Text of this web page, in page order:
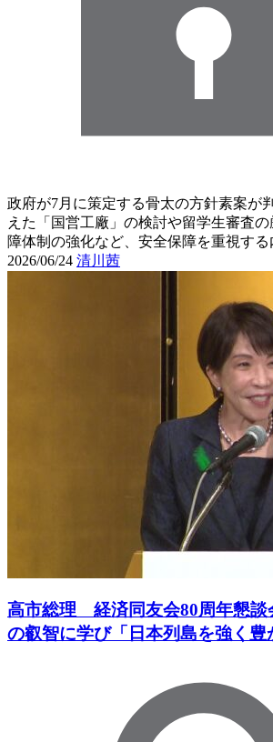
政府が7月に策定する骨太の方針素案が
えた「国営工廠」の検討や留学生審査
障体制の強化など、安全保障を重視す
2026/06/24 清川茜
高市総理 経済同友会80周年懇
の叡智に学び「日本列島を強く豊